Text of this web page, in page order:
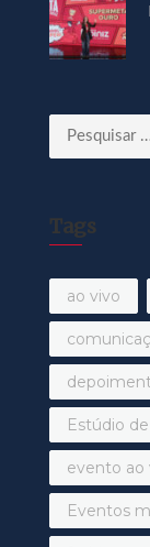
Pesquisar
por:
Tags
ao vivo
Estúdio
evento ao
Eventos